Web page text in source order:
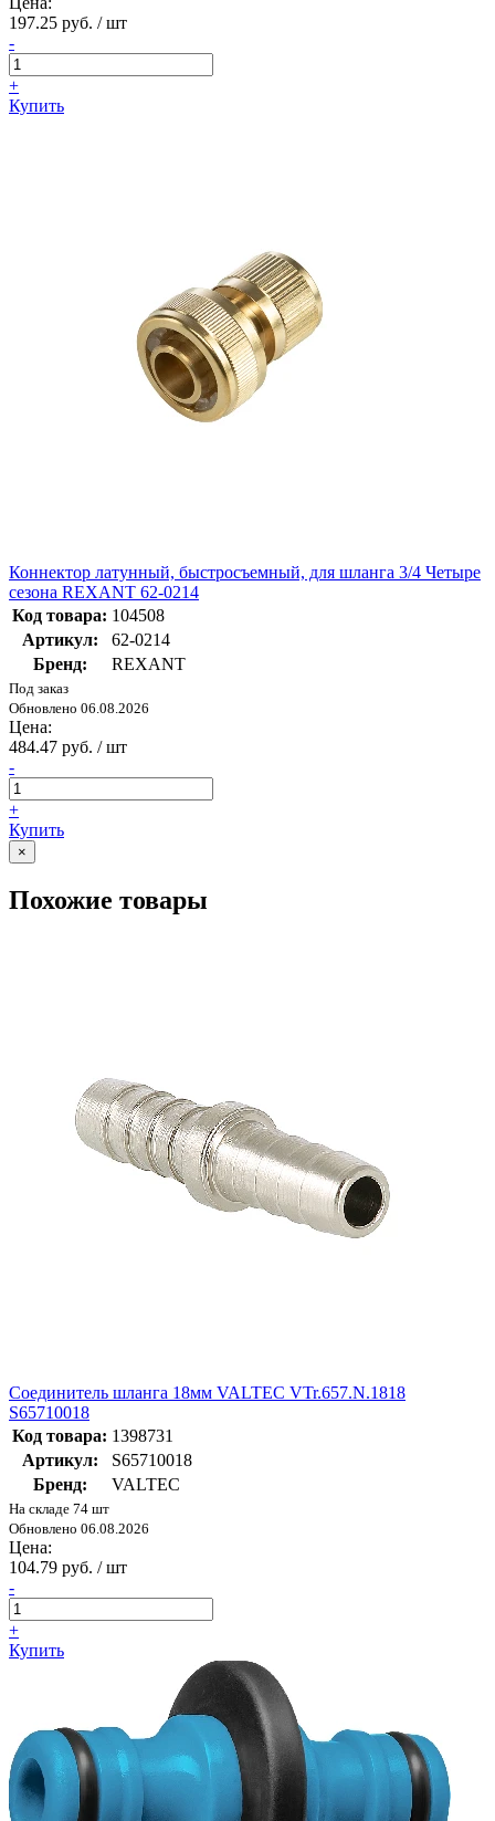
197.25 руб. / шт
-
+
Купить
Коннектор латунный, быстросъемный, для шланга 3/4 Четыре
сезона REXANT 62-0214
Код товара: 104508
Артикул:
62-0214
Бренд:
REXANT
Под заказ
Обновлено 06.08.2026
Цена:
484.47 руб. / шт
-
+
Купить
×
Похожие товары
Соединитель шланга 18мм VALTEC VTr.657.N.1818
S65710018
Код товара: 1398731
Артикул:
S65710018
Бренд:
VALTEC
На складе 74 шт
Обновлено 06.08.2026
Цена:
104.79 руб. / шт
-
+
Купить